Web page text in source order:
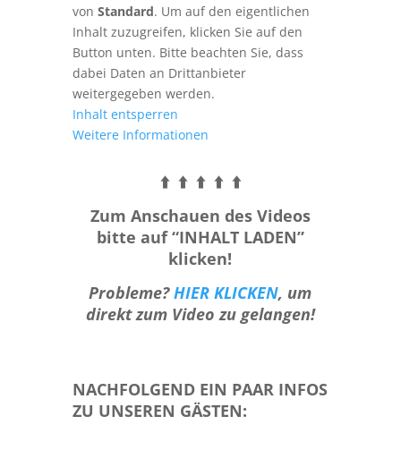
von Standard. Um auf den eigentlichen
Inhalt zuzugreifen, klicken Sie auf den
Button unten. Bitte beachten Sie, dass
dabei Daten an Drittanbieter
weitergegeben werden.
Inhalt entsperren
Weitere Informationen
⬆️ ⬆️ ⬆️ ⬆️ ⬆️
Zum Anschauen des Videos
bitte auf “INHALT LADEN”
klicken!
Probleme?HIER KLICKEN, um
direkt zum Video zu gelangen!
NACHFOLGEND EIN PAAR INFOS
ZU UNSEREN GÄSTEN: